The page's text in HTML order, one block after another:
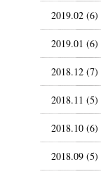
2019.02 (6)
2019.01 (6)
2018.12 (7)
2018.11 (5)
2018.10 (6)
2018.09 (5)